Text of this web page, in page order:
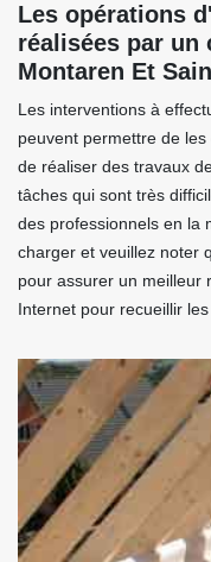
Les opérations
réalisées par un
Montaren Et
Les interventions à
peuvent permettre de
de réaliser des travaux
tâches qui sont très
des professionnels en la
charger et veuillez noter
pour assurer un meilleur
Internet pour recueillir